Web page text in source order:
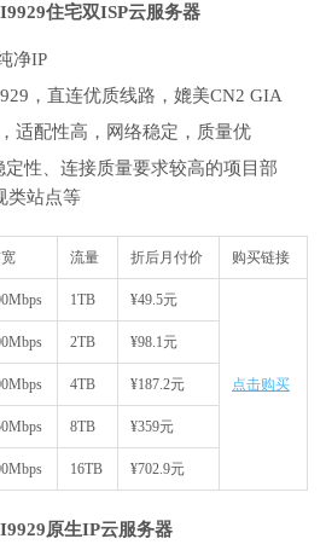
住宅双ISP云服务器
净IP
，直连优质线路，媲美CN2 GIA
适配性高，网络稳定，质量优
性、连接质量要求较高的项目部
类站点等
流量 折后月付价 购买链接
1TB ¥49.5元
点击购买
2TB ¥98.1元
4TB ¥187.2元
8TB ¥359元
16TB ¥702.9元
原生IP云服务器